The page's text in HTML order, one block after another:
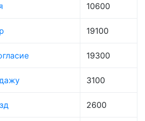
10600
19100
19300
3100
2600